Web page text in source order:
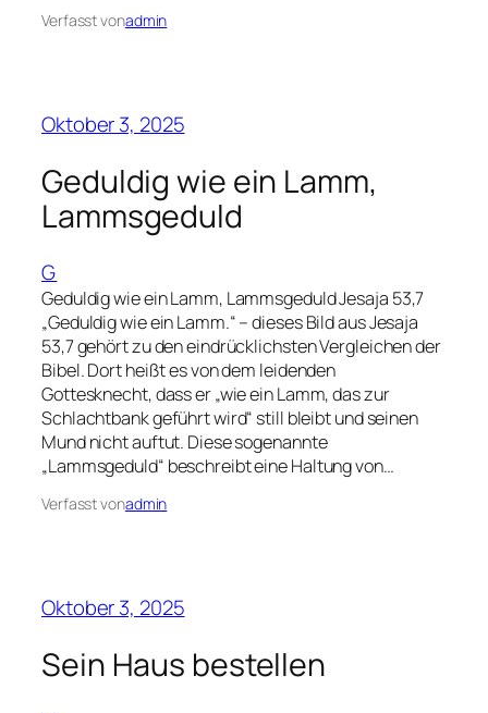
Verfasst vonadmin
Oktober 3, 2025
Geduldig wie ein Lamm,
Lammsgeduld
G
Geduldig wie ein Lamm, Lammsgeduld Jesaja 53,7
„Geduldig wie ein Lamm.“ – dieses Bild aus Jesaja
53,7 gehört zu den eindrücklichsten Vergleichen der
Bibel. Dort heißt es von dem leidenden
Gottesknecht, dass er „wie ein Lamm, das zur
Schlachtbank geführt wird“ still bleibt und seinen
Mund nicht auftut. Diese sogenannte
„Lammsgeduld“ beschreibt eine Haltung von…
Verfasst vonadmin
Oktober 3, 2025
Sein Haus bestellen